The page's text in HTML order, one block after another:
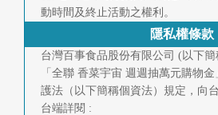
動時間及終止活動之權利。
隱私權條款
台灣百事食品股份有限公司 (以下
「全聯 香菜宇宙 週週抽萬元購物
護法（以下簡稱個資法）規定，向
台端詳閱 :